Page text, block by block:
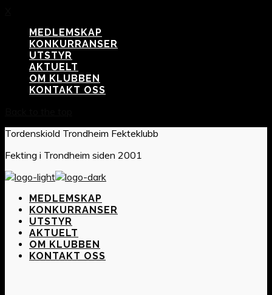
MEDLEMSKAP
KONKURRANSER
UTSTYR
AKTUELT
OM KLUBBEN
KONTAKT OSS
Tordenskiold Trondheim Fekteklubb
Fekting i Trondheim siden 2001
MEDLEMSKAP
KONKURRANSER
UTSTYR
AKTUELT
OM KLUBBEN
KONTAKT OSS